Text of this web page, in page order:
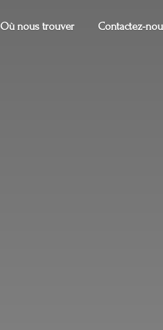
Où nous trouver Contactez-